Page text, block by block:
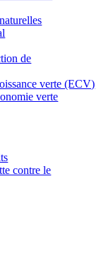
de
verte (ECV)
verte
contre le